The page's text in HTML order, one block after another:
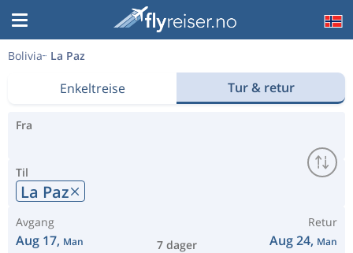
Bolivia La Paz
Enkeltreise Tur & retur
Fra
Til
La Paz
Avgang
Aug 17, Man 7 dager
Retur
Aug 24, Man